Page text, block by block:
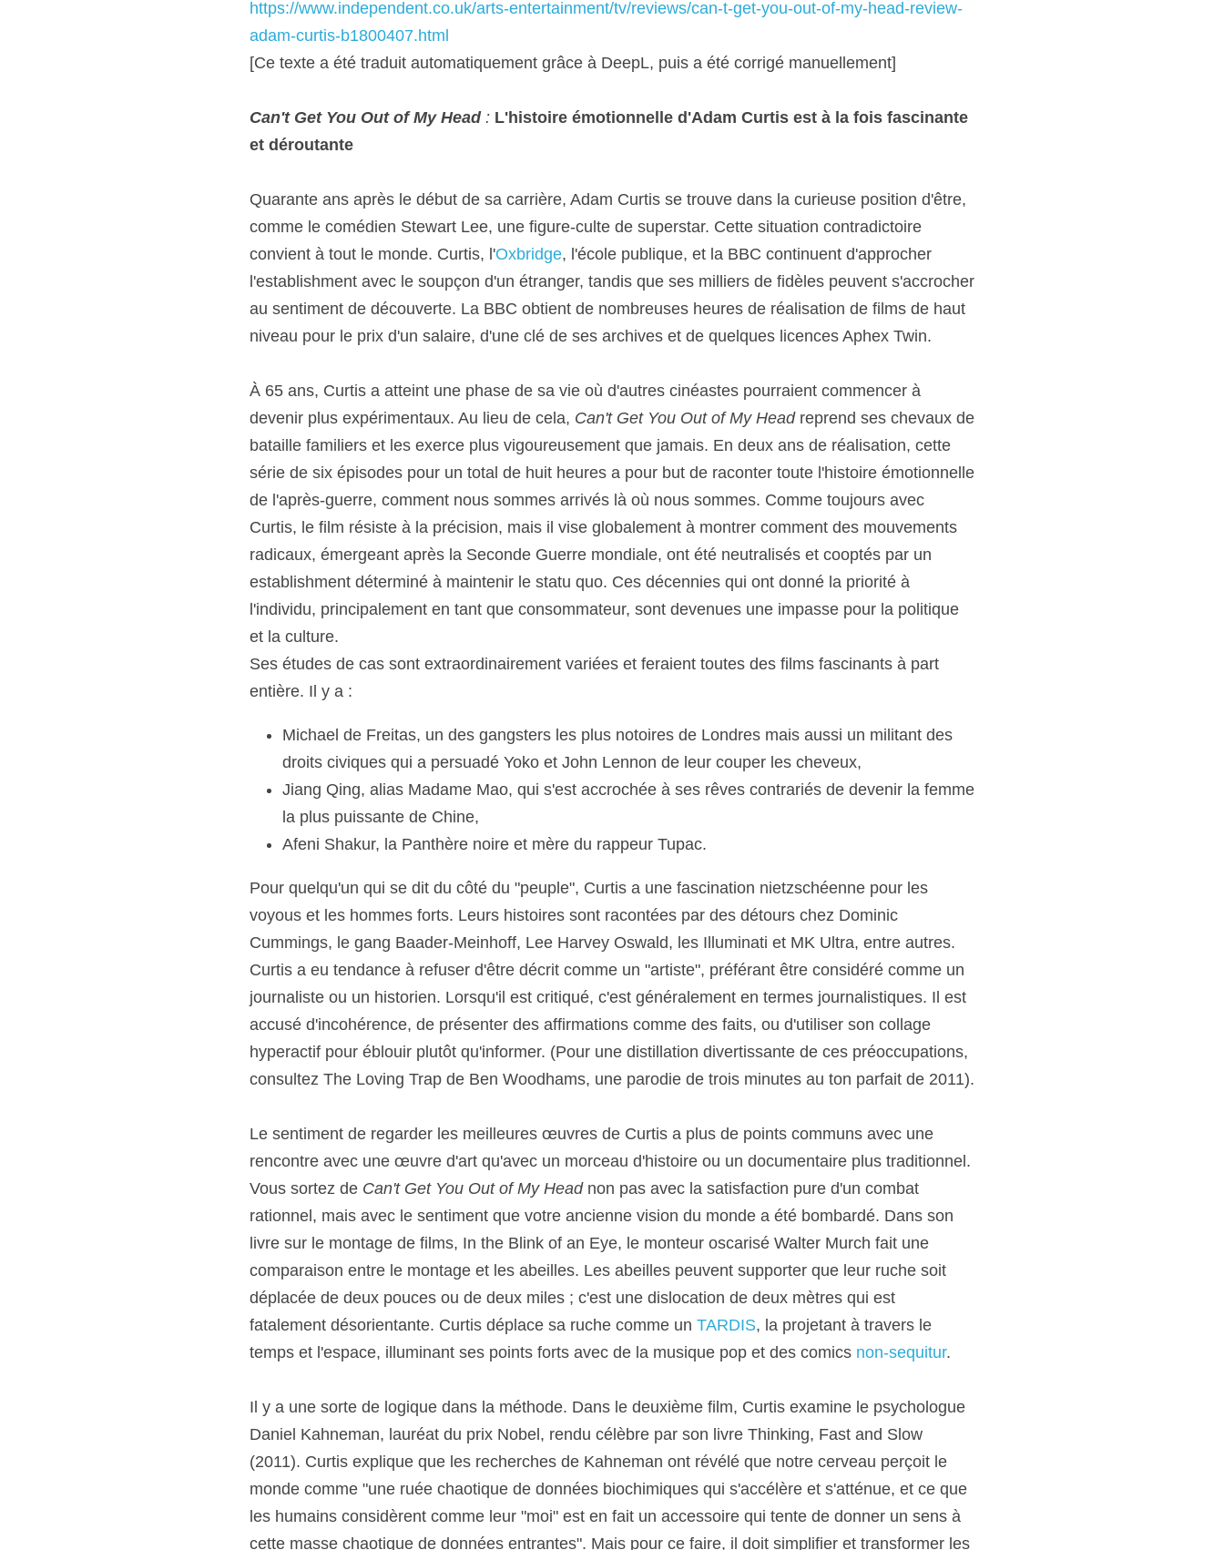
https://www.independent.co.uk/arts-entertainment/tv/reviews/can-t-get-you-out-of-my-head-review-
adam-curtis-b1800407.html
[Ce texte a été traduit automatiquement grâce à DeepL, puis a été corrigé manuellement]
Can't Get You Out of My Head : L'histoire émotionnelle d'Adam Curtis est à la fois fascinante
et déroutante
Quarante ans après le début de sa carrière, Adam Curtis se trouve dans la curieuse position d'être,
comme le comédien Stewart Lee, une figure-culte de superstar. Cette situation contradictoire
convient à tout le monde. Curtis, l'Oxbridge, l'école publique, et la BBC continuent d'approcher
l'establishment avec le soupçon d'un étranger, tandis que ses milliers de fidèles peuvent s'accrocher
au sentiment de découverte. La BBC obtient de nombreuses heures de réalisation de films de haut
niveau pour le prix d'un salaire, d'une clé de ses archives et de quelques licences Aphex Twin.
À 65 ans, Curtis a atteint une phase de sa vie où d'autres cinéastes pourraient commencer à
devenir plus expérimentaux. Au lieu de cela, Can't Get You Out of My Head reprend ses chevaux de
bataille familiers et les exerce plus vigoureusement que jamais. En deux ans de réalisation, cette
série de six épisodes pour un total de huit heures a pour but de raconter toute l'histoire émotionnelle
de l'après-guerre, comment nous sommes arrivés là où nous sommes. Comme toujours avec
Curtis, le film résiste à la précision, mais il vise globalement à montrer comment des mouvements
radicaux, émergeant après la Seconde Guerre mondiale, ont été neutralisés et cooptés par un
establishment déterminé à maintenir le statu quo. Ces décennies qui ont donné la priorité à
l'individu, principalement en tant que consommateur, sont devenues une impasse pour la politique
et la culture.
Ses études de cas sont extraordinairement variées et feraient toutes des films fascinants à part
entière. Il y a :
Michael de Freitas, un des gangsters les plus notoires de Londres mais aussi un militant des
droits civiques qui a persuadé Yoko et John Lennon de leur couper les cheveux,
Jiang Qing, alias Madame Mao, qui s'est accrochée à ses rêves contrariés de devenir la femme
la plus puissante de Chine,
Afeni Shakur, la Panthère noire et mère du rappeur Tupac.
Pour quelqu'un qui se dit du côté du "peuple", Curtis a une fascination nietzschéenne pour les
voyous et les hommes forts. Leurs histoires sont racontées par des détours chez Dominic
Cummings, le gang Baader-Meinhoff, Lee Harvey Oswald, les Illuminati et MK Ultra, entre autres.
Curtis a eu tendance à refuser d'être décrit comme un "artiste", préférant être considéré comme un
journaliste ou un historien. Lorsqu'il est critiqué, c'est généralement en termes journalistiques. Il est
accusé d'incohérence, de présenter des affirmations comme des faits, ou d'utiliser son collage
hyperactif pour éblouir plutôt qu'informer. (Pour une distillation divertissante de ces préoccupations,
consultez The Loving Trap de Ben Woodhams, une parodie de trois minutes au ton parfait de 2011).
Le sentiment de regarder les meilleures œuvres de Curtis a plus de points communs avec une
rencontre avec une œuvre d'art qu'avec un morceau d'histoire ou un documentaire plus traditionnel.
Vous sortez de Can't Get You Out of My Head non pas avec la satisfaction pure d'un combat
rationnel, mais avec le sentiment que votre ancienne vision du monde a été bombardé. Dans son
livre sur le montage de films, In the Blink of an Eye, le monteur oscarisé Walter Murch fait une
comparaison entre le montage et les abeilles. Les abeilles peuvent supporter que leur ruche soit
déplacée de deux pouces ou de deux miles ; c'est une dislocation de deux mètres qui est
fatalement désorientante. Curtis déplace sa ruche comme un TARDIS, la projetant à travers le
temps et l'espace, illuminant ses points forts avec de la musique pop et des comics non-sequitur.
Il y a une sorte de logique dans la méthode. Dans le deuxième film, Curtis examine le psychologue
Daniel Kahneman, lauréat du prix Nobel, rendu célèbre par son livre Thinking, Fast and Slow
(2011). Curtis explique que les recherches de Kahneman ont révélé que notre cerveau perçoit le
monde comme "une ruée chaotique de données biochimiques qui s'accélère et s'atténue, et ce que
les humains considèrent comme leur "moi" est en fait un accessoire qui tente de donner un sens à
cette masse chaotique de données entrantes". Mais pour ce faire, il doit simplifier et transformer les